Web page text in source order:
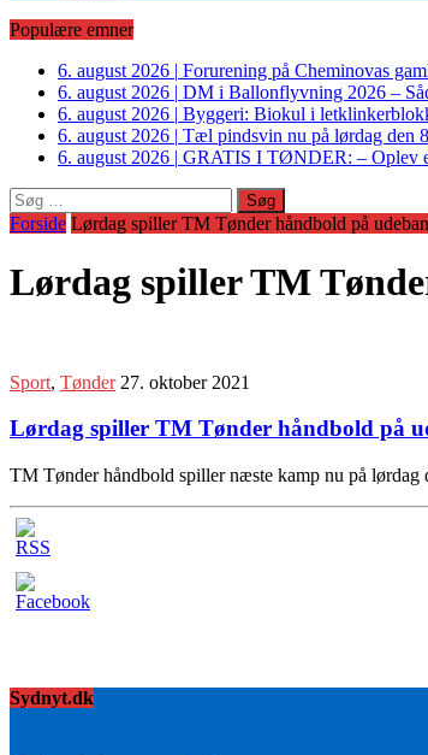
Populære emner
6. august 2026 | Forurening på Cheminovas
6. august 2026 | DM i Ballonflyvning 2026 –
6. august 2026 | Byggeri: Biokul i
6. august 2026 | Tæl pindsvin nu på lørdag den
6. august 2026 | GRATIS I TØNDER: – Oplev
Søg
efter:
Forside Lørdag spiller TM Tønder håndbold på
Lørdag spiller TM
Sport, Tønder 27. oktober 2021
Lørdag spiller TM Tønder håndbold på
TM Tønder håndbold spiller næste kamp nu på
Sydnyt.dk